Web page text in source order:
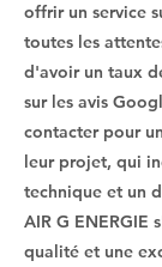
offrir un service
toutes les
d'avoir un taux
sur les avis
contacter pour
leur projet, qui
technique et un
AIR G ENERGIE
qualité et une